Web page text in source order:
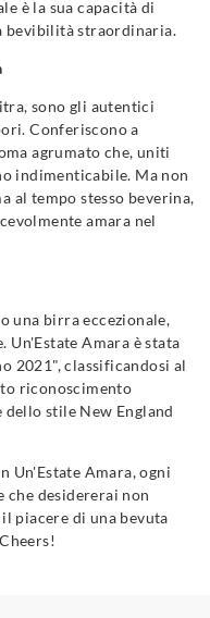
è la sua capacità di
bevibilità straordinaria.
sono gli autentici
Conferiscono a
agrumato che, uniti
indimenticabile. Ma non
al tempo stesso beverina,
amara nel
una birra eccezionale,
Un'Estate Amara è stata
2021", classificandosi al
riconoscimento
stile New England
Un'Estate Amara, ogni
che desidererai non
piacere di una bevuta